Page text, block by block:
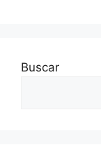
Buscar